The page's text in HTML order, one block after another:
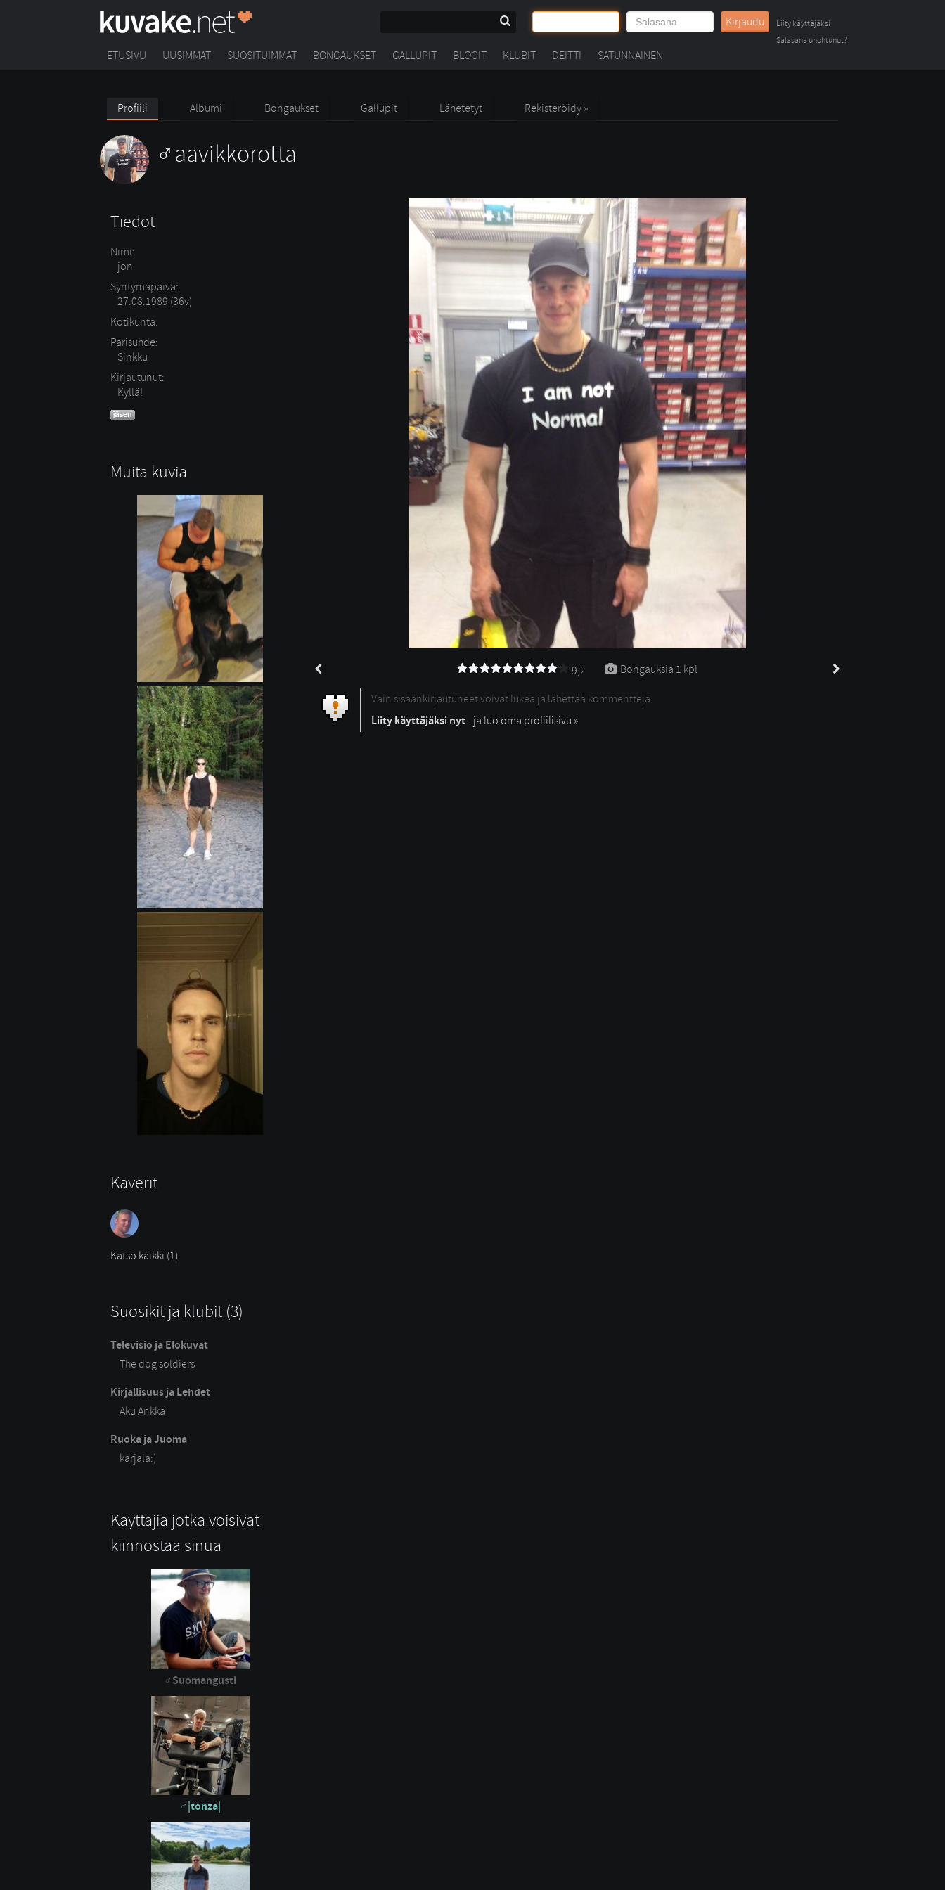
Kirjaudu
Liity käyttäjäksi
Salasana unohtunut?
ETUSIVU UUSIMMAT SUOSITUIMMAT BONGAUKSET GALLUPIT BLOGIT KLUBIT DEITTI SATUNNAINEN
Profiili Albumi Bongaukset Gallupit Lähetetyt Rekisteröidy »
aavikkorotta
Tiedot
Nimi:
jon
Syntymäpäivä:
27.08.1989 (36v)
Kotikunta:
Parisuhde:
Sinkku
Kirjautunut:
Kyllä!
Muita kuvia
Kaverit
Katso kaikki (1)
Suosikit ja klubit (3)
Televisio ja Elokuvat
The dog soldiers
Kirjallisuus ja Lehdet
Aku Ankka
Ruoka ja Juoma
karjala:)
Käyttäjiä jotka voisivat
kiinnostaa sinua
Suomangusti
|tonza|
9,2 Bongauksia 1 kpl
Vain sisäänkirjautuneet voivat lukea ja lähettää kommentteja.
Liity käyttäjäksi nyt- ja luo oma profiilisivu »